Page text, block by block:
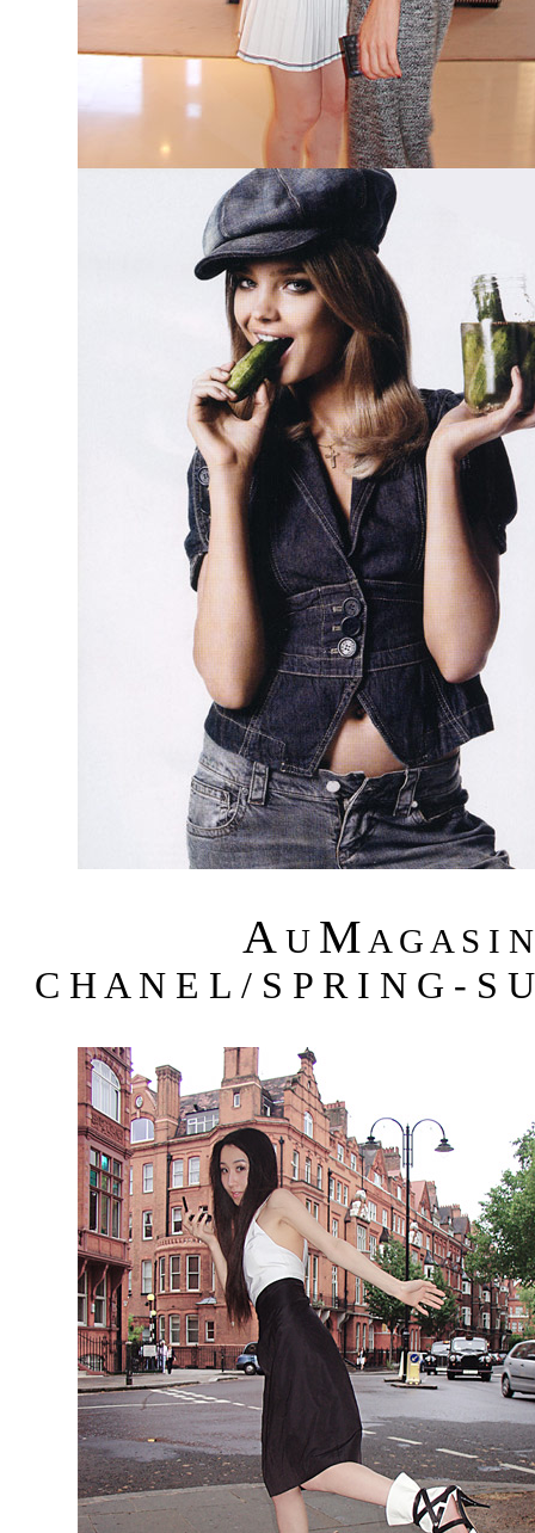
A U M A G A S I
C H A N E L / S P R I N G - S